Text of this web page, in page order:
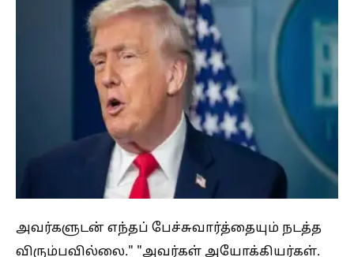
அவர்களுடன் எந்தப் பேச்சுவார்த்தையும் நடத்த
விரும்பவில்லை." "அவர்கள் அயோக்கியர்கள்.